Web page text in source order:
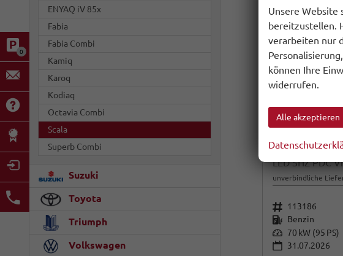
0
Skoda Scala
LED SHZ PDC
unverbindliche
Fahrzeugnr. 113186
Kraftstoff Benzin
Leistung 70 kW (95 PS)
31.07.2026
ENYAQ iV 85x
Fabia
Fabia Combi
Kamiq
Karoq
Kodiaq
Octavia Combi
Scala
Superb Combi
Suzuki
Toyota
Triumph
Volkswagen
Unsere Website
bereitzustellen.
verarbeiten nur
können Ihre
widerrufen.
Alle akzeptieren